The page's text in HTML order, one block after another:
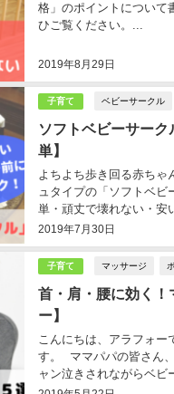
2019年8月29日
格」のポイントについて
ひご覧ください。...
子育て ベビーサークル
ソフトベビーサー
単】
2019年7月30日
よちよち歩き回る赤ちゃ
ュタイプの「ソフトベ
単・頑丈で壊れない・安
子育て マッサージ
首・肩・腰に効く！
ー】
こんにちは、アラフォ
す。 ママパパの皆さん
ャン泣きされながらベビ
り、夜中に何度も起こさ